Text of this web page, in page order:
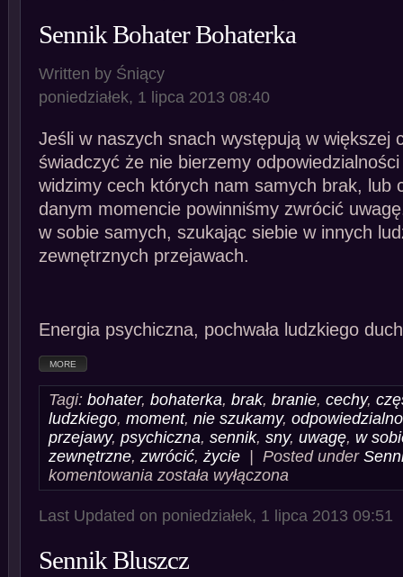
Sennik Bohater Bohaterka
Written by Śniący
poniedziałek, 1 lipca 2013 08:40
Jeśli w naszych snach występują w większej
świadczyć że nie bierzemy
widzimy cech których nam samych brak, lub
danym momencie powinniśmy zwrócić
w sobie samych, szukając siebie w innych
zewnętrznych przejawach.
Energia psychiczna, pochwała ludzkiego
MORE
Tagi: bohater, bohaterka, brak, branie, cechy,
ludzkiego, moment, nie szukamy,
przejawy, psychiczna, sennik, sny, uwagę, w
zewnętrzne, zwrócić, życie | Posted under
komentowania Sennik
Bohater
Bohaterka
została wyłączona
Last Updated on poniedziałek, 1 lipca 2013 09:51
Sennik Bluszcz